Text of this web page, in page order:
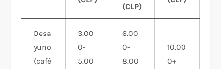
(CLP)
Desa
yuno
(café
3.00
0-
5.00
6.00
0-
8.00
10.00
0+